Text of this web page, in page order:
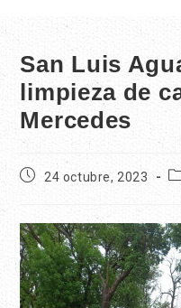
San Luis
limpieza de
Mercedes
24 octubre, 2023